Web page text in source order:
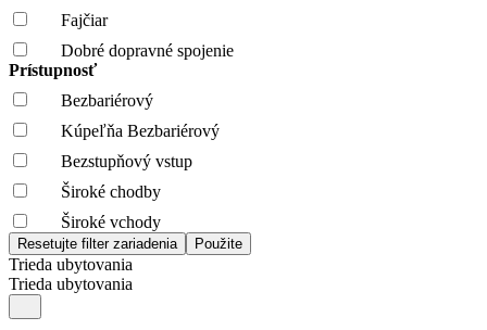
Fajčiar
Dobré dopravné spojenie
Prístupnosť
Bezbariérový
Kúpeľňa Bezbariérový
Bezstupňový vstup
Široké chodby
Široké vchody
Trieda ubytovania
Trieda ubytovania